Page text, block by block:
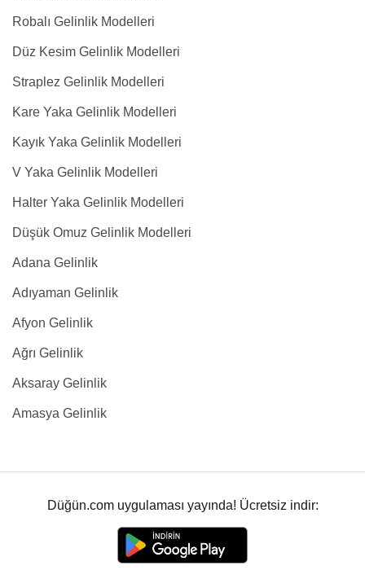
Robalı Gelinlik Modelleri
Düz Kesim Gelinlik Modelleri
Straplez Gelinlik Modelleri
Kare Yaka Gelinlik Modelleri
Kayık Yaka Gelinlik Modelleri
V Yaka Gelinlik Modelleri
Halter Yaka Gelinlik Modelleri
Düşük Omuz Gelinlik Modelleri
Adana Gelinlik
Adıyaman Gelinlik
Afyon Gelinlik
Ağrı Gelinlik
Aksaray Gelinlik
Amasya Gelinlik
Düğün.com uygulaması yayında! Ücretsiz indir: